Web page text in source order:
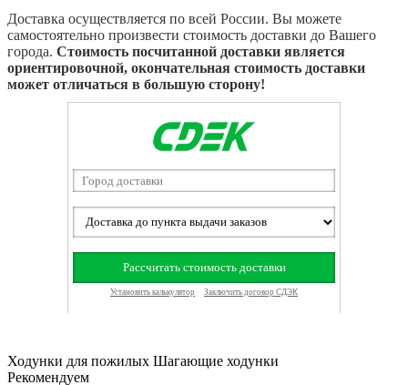
Доставка осуществляется по всей России. Вы можете
самостоятельно произвести стоимость доставки до Вашего
города. Стоимость посчитанной доставки является
ориентировочной, окончательная стоимость доставки
может отличаться в большую сторону!
Ходунки для пожилых Шагающие ходунки
Рекомендуем